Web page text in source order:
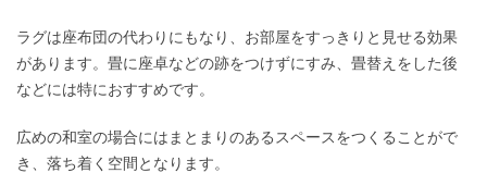
ラグは座布団の代わりにもなり、お部屋をすっきりと見せる効果
があります。畳に座卓などの跡をつけずにすみ、畳替えをした後
などには特におすすめです。
広めの和室の場合にはまとまりのあるスペースをつくることがで
き、落ち着く空間となります。